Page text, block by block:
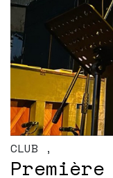
CLUB ,